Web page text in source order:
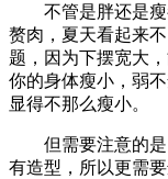
不管是胖还是瘦
赘肉，夏天看起来
题，因为下摆宽大
你的身体瘦小，弱
显得不那么瘦小。
但需要注意的是
有造型，所以更需